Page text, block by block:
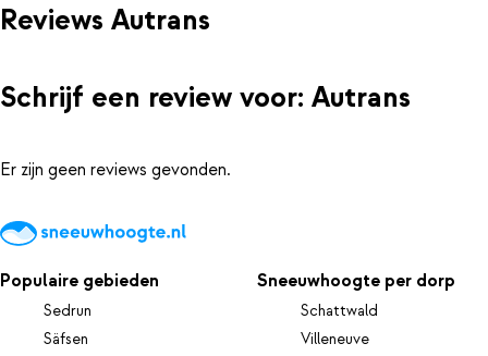
Reviews Autrans
Schrijf een review voor: Autrans
Er zijn geen reviews gevonden.
Populaire gebieden
Sedrun
Säfsen
Sneeuwhoogte per dorp
Schattwald
Villeneuve